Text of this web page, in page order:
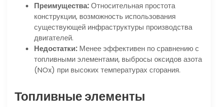
Преимущества:Относительная простота
конструкции, возможность использования
существующей инфраструктуры производства
двигателей.
Недостатки: Менее эффективен по сравнению с
топливными элементами, выбросы оксидов азота
(NOx) при высоких температурах сгорания.
Топливные элементы